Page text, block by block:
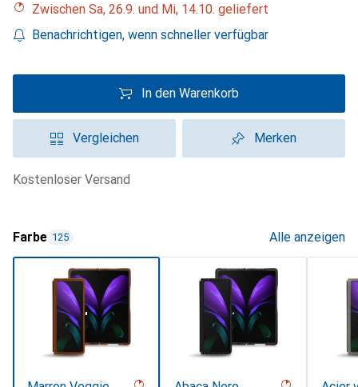
Zwischen Sa, 26.9. und Mi, 14.10. geliefert
Benachrichtigen, wenn schneller verfügbar
In den Warenkorb
Vergleichen Merken
kostenloser Versand
Farbe 125 Alle anzeigen